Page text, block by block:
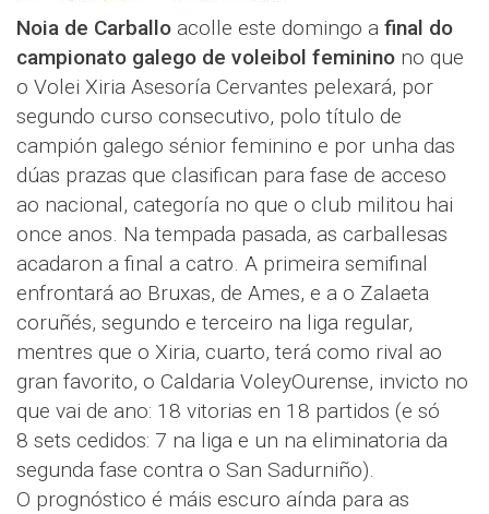
Noia de Carballo acolle este domingo a final do
campionato galego de voleibol feminino no que
o Volei Xiria Asesoría Cervantes pelexará, por
segundo curso consecutivo, polo título de
campión galego sénior feminino e por unha das
dúas prazas que clasifican para fase de acceso
ao nacional, categoría no que o club militou hai
once anos. Na tempada pasada, as carballesas
acadaron a final a catro. A primeira semifinal
enfrontará ao Bruxas, de Ames, e a o Zalaeta
coruñés, segundo e terceiro na liga regular,
mentres que o Xiria, cuarto, terá como rival ao
gran favorito, o Caldaria VoleyOurense, invicto no
que vai de ano: 18 vitorias en 18 partidos (e só
8 sets cedidos: 7 na liga e un na eliminatoria da
segunda fase contra o San Sadurniño).
O prognóstico é máis escuro aínda para as